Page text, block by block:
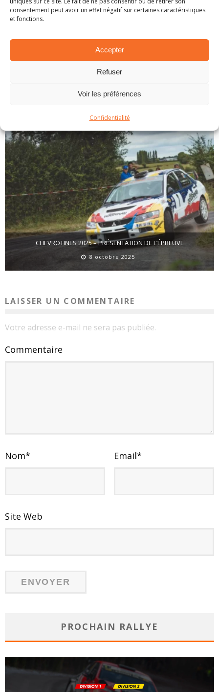
consentement peut avoir un effet négatif sur certaines caractéristiques
et fonctions.
Accepter
Refuser
Voir les préférences
Confidentialité
SPA 2025 – PRÉSENTATION DE L’ÉPREUVE
CHEVROTINES 2025 – PRÉSENTATION DE L’ÉPREUVE
8 octobre 2025
LAISSER UN COMMENTAIRE
Votre adresse e-mail ne sera pas publiée.
Commentaire
Nom* Email*
Site Web
PROCHAIN RALLYE